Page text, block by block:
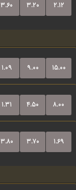
۳.۶۰ ۳.۲۰ ۲.۱۲
۱.۰۹ ۹.۰۰ ۱۵.۰۰
۱.۳۱ ۴.۵۰ ۸.۰۰
۳.۸۰ ۳.۷۰ ۱.۶۹